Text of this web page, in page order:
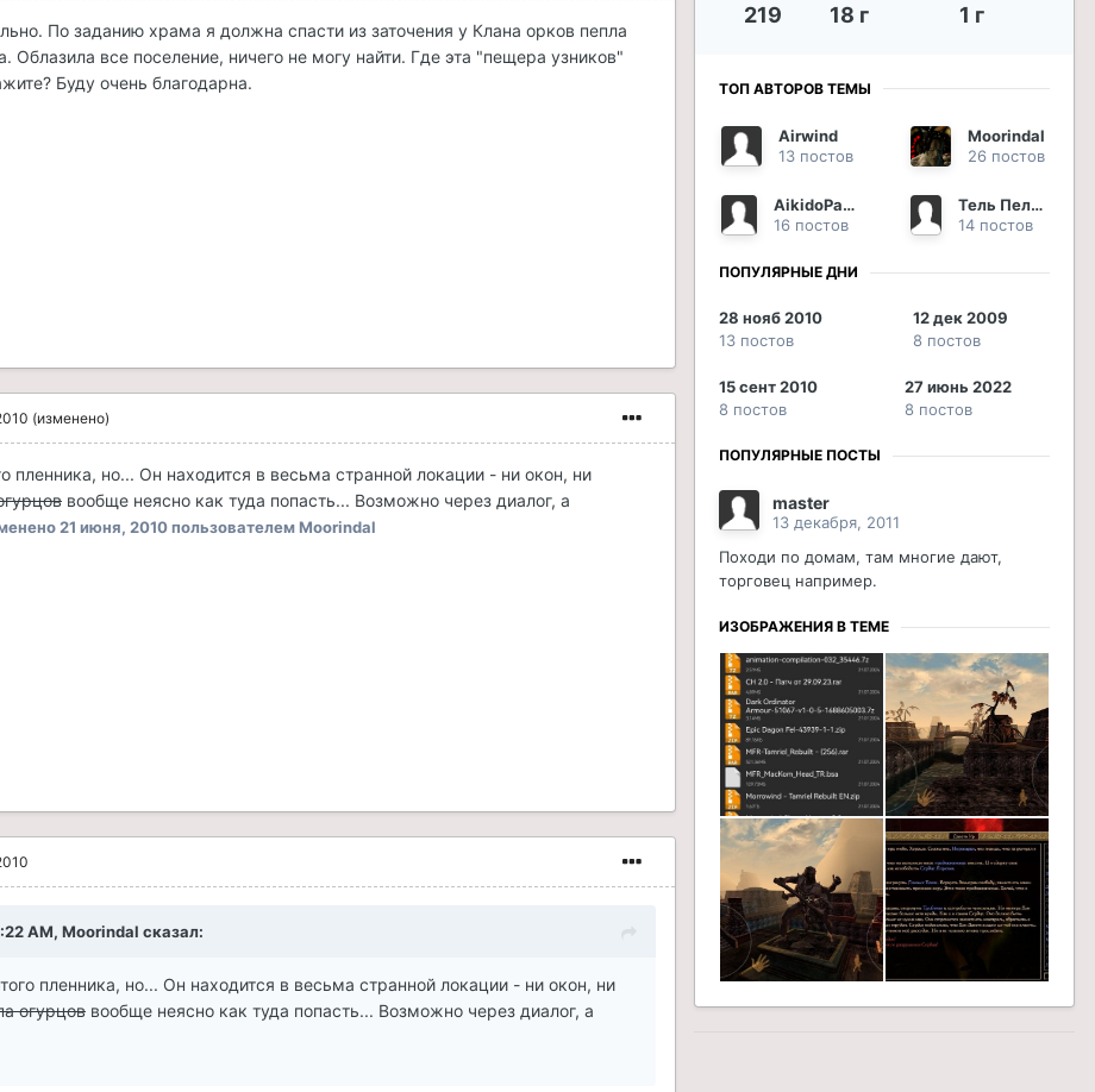
По заданию храма я должна спасти из заточения у Клана орков пепла
Облазила все поселение, ничего не могу найти. Где эта "пещера узников"
Буду очень благодарна.
(изменено)
пленника, но... Он находится в весьма странной локации - ни окон, ни
вообще неясно как туда попасть... Возможно через диалог, а
21 июня, 2010пользователем Moorindal
AM, Moorindal сказал:
пленника, но... Он находится в весьма странной локации - ни окон, ни
огурцов вообще неясно как туда попасть... Возможно через диалог, а
219 18 г 1 г
ТОП АВТОРОВ ТЕМЫ
Airwind
13 постов
Moorindal
26 постов
AikidoPanda
16 постов
Тель Пельмель
14 постов
ПОПУЛЯРНЫЕ ДНИ
28 нояб 2010
13 постов
12 дек 2009
8 постов
15 сент 2010
8 постов
27 июнь 2022
8 постов
ПОПУЛЯРНЫЕ ПОСТЫ
master
13 декабря, 2011
Походи по домам, там многие дают,
торговец например.
ИЗОБРАЖЕНИЯ В ТЕМЕ